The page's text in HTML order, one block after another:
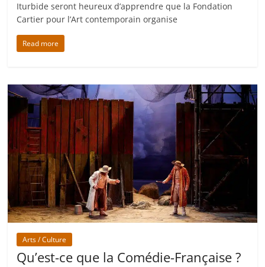
Iturbide seront heureux d’apprendre que la Fondation
Cartier pour l’Art contemporain organise
Read more
Arts / Culture
Qu’est-ce que la Comédie-Française ?